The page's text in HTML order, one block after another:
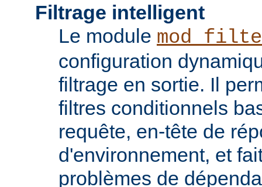
Filtrage intelligent
Le module
configuration
filtrage en sortie. Il
filtres conditionnels
requête, en-tête de
d'environnement, et
problèmes de